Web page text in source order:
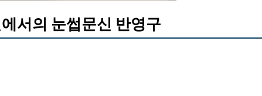
서의 눈썹문신 반영구